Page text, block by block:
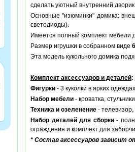
сделать уютный внутренний
Основные "изюминки" домика:
светодиоды).
Имеется полный комплект мебели
Размер игрушки в собранном виде
Эта модель кукольного домика
Комплект аксессуаров и деталей:
Фигурки - 3 куколки в ярких
Набор мебели - кроватка,
Техника и озеленение -
Набор деталей для сборки-
ограждения и комплект для
* Состав аксессуаров зависит